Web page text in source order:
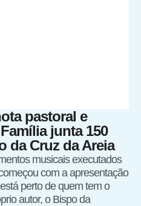
pastoral e
junta 150
da Cruz da Areia
musicais executados
com a apresentação
perto de quem tem o
autor, o Bispo da